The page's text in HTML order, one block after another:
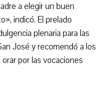
a elegir un buen
indicó. El prelado
plenaria para las
José y recomendó a los
por las vocaciones